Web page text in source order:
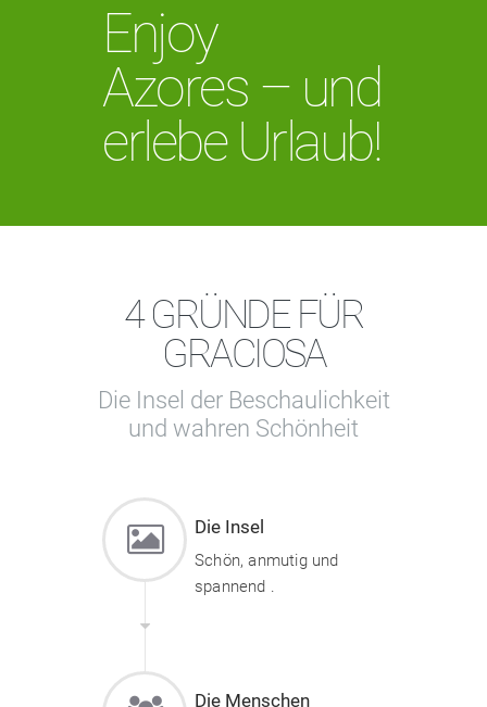
Enjoy
Azores – und
erlebe Urlaub!
4 GRÜNDE FÜR
GRACIOSA
Die Insel der Beschaulichkeit
und wahren Schönheit
Die Insel
Schön, anmutig und
spannend .
Die Menschen